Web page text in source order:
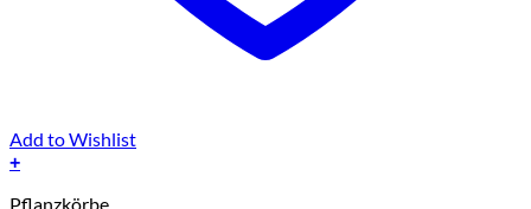
Add to Wishlist
+
Pflanzkörbe